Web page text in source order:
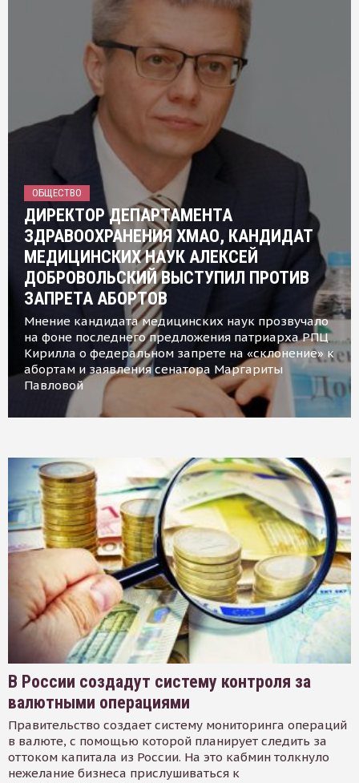
ОБЩЕСТВО
ДИРЕКТОР ДЕПАРТАМЕНТА
ЗДРАВООХРАНЕНИЯ ХМАО, КАНДИДАТ
МЕДИЦИНСКИХ НАУК АЛЕКСЕЙ
ДОБРОВОЛЬСКИЙ ВЫСТУПИЛ ПРОТИВ
ЗАПРЕТА АБОРТОВ
Мнение кандидата медицинских наук прозвучало
на фоне последнего предложения патриарха РПЦ
Кирилла о федеральном запрете на «склонение» к
абортам и заявления сенатора Маргариты
Павловой
В России создадут систему контроля за
валютными операциями
Правительство создает систему мониторинга операций
в валюте, с помощью которой планирует следить за
оттоком капитала из России. На это кабмин толкнуло
нежелание бизнеса прислушиваться к